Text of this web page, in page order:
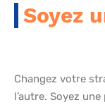
Soyez
Changez votre
l’autre. Soyez